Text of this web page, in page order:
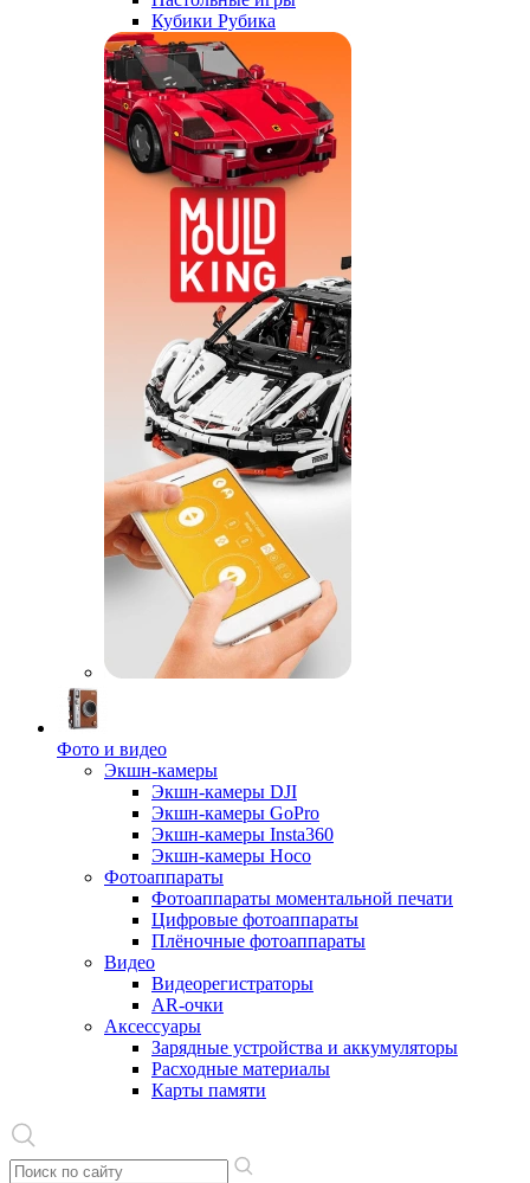
Кубики Рубика
Фото и видео
Экшн-камеры
Экшн-камеры DJI
Экшн-камеры GoPro
Экшн-камеры Insta360
Экшн-камеры Hoco
Фотоаппараты
Фотоаппараты моментальной печати
Цифровые фотоаппараты
Плёночные фотоаппараты
Видео
Видеорегистраторы
AR-очки
Аксессуары
Зарядные устройства и аккумуляторы
Расходные материалы
Карты памяти